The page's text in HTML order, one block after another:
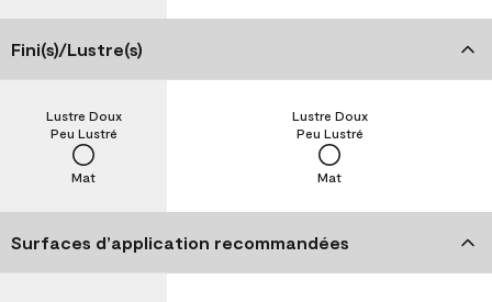
Fini(s)/Lustre(s)
Mat
Peu Lustré
Lustre Doux
Mat
Peu Lustré
Lustre Doux
Surfaces d’application recommandées